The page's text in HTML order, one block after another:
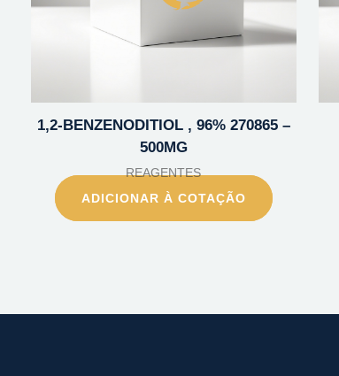
1,2-BENZENODITIOL , 96% 270865 –
500MG
REAGENTES
ADICIONAR À COTAÇÃO